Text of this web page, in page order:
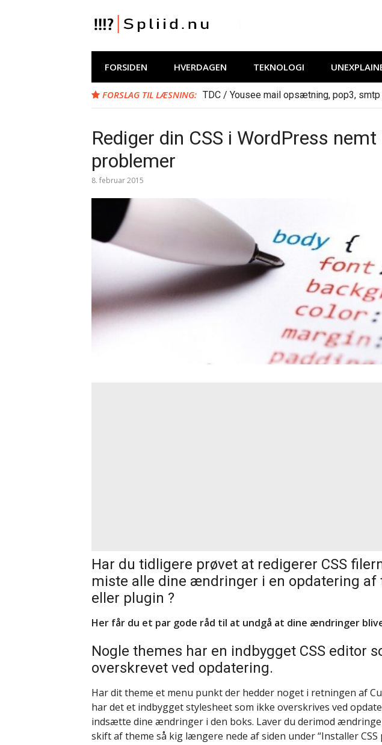
Spliid.nu
Web, Hverdag, Whatever :-) MIN blog om it, internet og andet
FORSIDEN HVERDAGEN TEKNOLOGI
FORSLAG TIL LÆSNING: TDC / Yousee mail opsætning, pop3, smtp
Rediger din CSS i WordPress nemt
problemer
8. februar 2015
Har du tidligere prøvet at redigerer CSS
miste alle dine ændringer i en opdatering af
eller plugin ?
Her får du et par gode råd til at undgå at dine ændringer
Nogle themes har en indbygget CSS editor
overskrevet ved opdatering.
Har dit theme et menu punkt der hedder noget i retningen af
har det et indbygget stylesheet som ikke overskrives ved
indsætte dine ændringer i den boks. Laver du derimod
skift af theme så kig længere nede af siden under “Installer CSS